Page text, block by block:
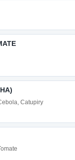
Catupiry